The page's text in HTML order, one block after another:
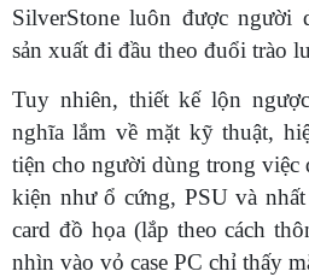
SilverStone luôn được người
sản xuất đi đầu theo đuổi trào
Tuy nhiên, thiết kế lộn
nghĩa lắm về mặt kỹ thuật,
tiện cho người dùng trong việc
kiện như ổ cứng, PSU và
card đồ họa (lắp theo cách
nhìn vào vỏ case PC chỉ thấy